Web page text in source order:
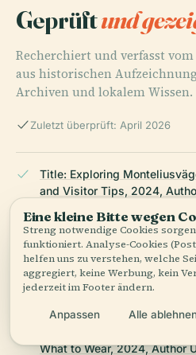
Geprüftund
Recherchiert und verfasst
aus historischen
Archiven und lokalem Wissen.
Zuletzt überprüft: April 2026
Title: Exploring
and Visitor Tips, 2024,
Title: Monteliusvägen -
Tips for Your Visit in
Title: Monteliusvägen -
What to Wear, 2024, Author
Eine kleine Bitte wegen
Streng notwendige Cookies
funktioniert. Analyse-Cookies
helfen uns zu verstehen, welche
aggregiert, keine Werbung, kein
jederzeit im Footer ändern.
Anpassen Alle